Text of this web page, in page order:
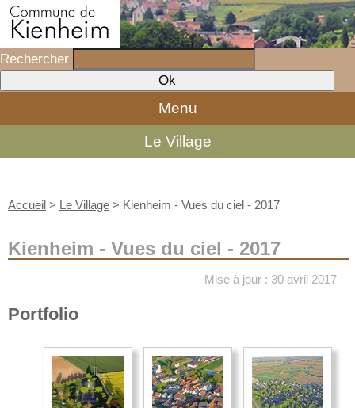
Rechercher
Menu
Le Village
Accueil > Le Village > Kienheim - Vues du ciel - 2017
Kienheim - Vues du ciel - 2017
Mise à jour : 30 avril 2017
Portfolio